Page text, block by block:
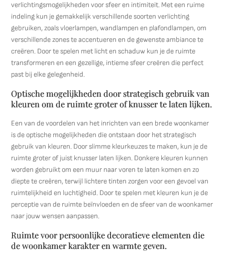
verlichtingsmogelijkheden voor sfeer en intimiteit. Met een ruime
indeling kun je gemakkelijk verschillende soorten verlichting
gebruiken, zoals vloerlampen, wandlampen en plafondlampen, om
verschillende zones te accentueren en de gewenste ambiance te
creëren. Door te spelen met licht en schaduw kun je de ruimte
transformeren en een gezellige, intieme sfeer creëren die perfect
past bij elke gelegenheid.
Optische mogelijkheden door strategisch gebruik van
kleuren om de ruimte groter of knusser te laten lijken.
Een van de voordelen van het inrichten van een brede woonkamer
is de optische mogelijkheden die ontstaan door het strategisch
gebruik van kleuren. Door slimme kleurkeuzes te maken, kun je de
ruimte groter of juist knusser laten lijken. Donkere kleuren kunnen
worden gebruikt om een muur naar voren te laten komen en zo
diepte te creëren, terwijl lichtere tinten zorgen voor een gevoel van
ruimtelijkheid en luchtigheid. Door te spelen met kleuren kun je de
perceptie van de ruimte beïnvloeden en de sfeer van de woonkamer
naar jouw wensen aanpassen.
Ruimte voor persoonlijke decoratieve elementen die
de woonkamer karakter en warmte geven.